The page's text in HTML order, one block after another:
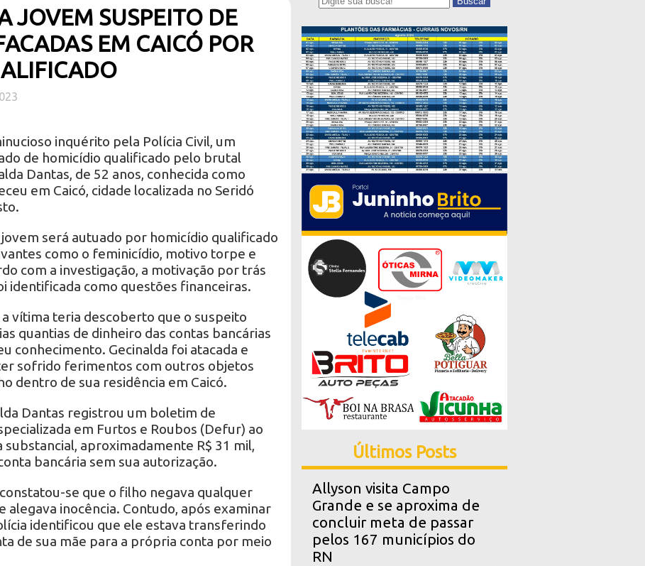
JOVEM SUSPEITO DE
EM CAICÓ POR
inquérito pela Polícia Civil, um
de homicídio qualificado pelo brutal
Dantas, de 52 anos, conhecida como
em Caicó, cidade localizada no Seridó
será autuado por homicídio qualificado
como o feminicídio, motivo torpe e
com a investigação, a motivação por trás
identificada como questões financeiras.
a vítima teria descoberto que o suspeito
quantias de dinheiro das contas bancárias
conhecimento. Gecinalda foi atacada e
sofrido ferimentos com outros objetos
dentro de sua residência em Caicó.
Dantas registrou um boletim de
em Furtos e Roubos (Defur) ao
aproximadamente R$ 31 mil,
bancária sem sua autorização.
se que o filho negava qualquer
alegava inocência. Contudo, após examinar
identificou que ele estava transferindo
de sua mãe para a própria conta por meio
Últimos Posts
Allyson visita Campo
Grande e se aproxima de
concluir meta de passar
pelos 167 municípios do
RN